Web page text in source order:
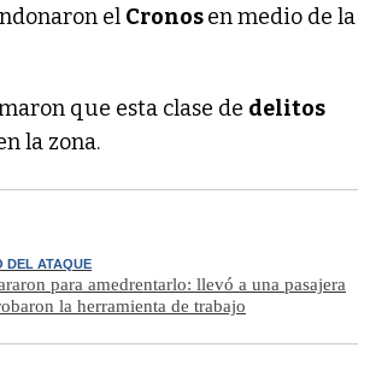
el Cronosen medio de la
que esta clase de delitos
la zona.
DEL ATAQUE
para amedrentarlo: llevó a una pasajera
la herramienta de trabajo